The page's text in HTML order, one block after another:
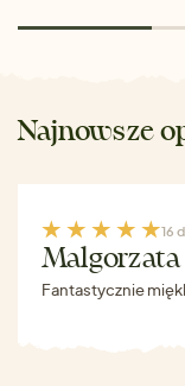
Najnowsze
16
Malgorzata
Fantastycznie